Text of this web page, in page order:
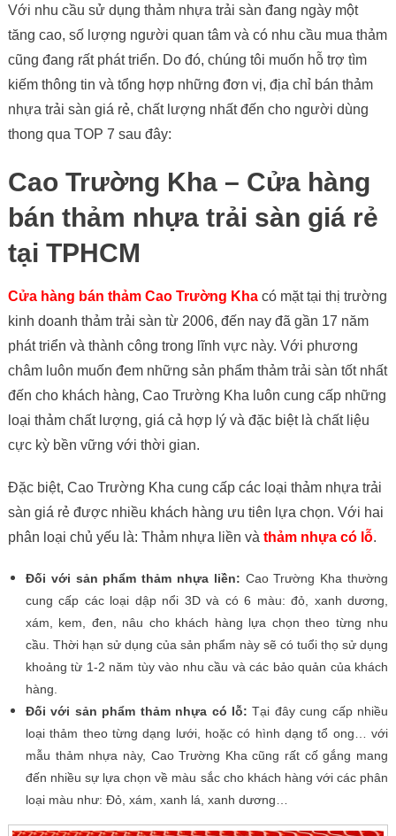
Với nhu cầu sử dụng thảm nhựa trải sàn đang ngày một
tăng cao, số lượng người quan tâm và có nhu cầu mua thảm
cũng đang rất phát triển. Do đó, chúng tôi muốn hỗ trợ tìm
kiếm thông tin và tổng hợp những đơn vị, địa chỉ bán thảm
nhựa trải sàn giá rẻ, chất lượng nhất đến cho người dùng
thong qua TOP 7 sau đây:
Cao Trường Kha – Cửa hàng
bán thảm nhựa trải sàn giá rẻ
tại TPHCM
Cửa hàng bán thảm Cao Trường Khacó mặt tại thị trường
kinh doanh thảm trải sàn từ 2006, đến nay đã gần 17 năm
phát triển và thành công trong lĩnh vực này. Với phương
châm luôn muốn đem những sản phẩm thảm trải sàn tốt nhất
đến cho khách hàng, Cao Trường Kha luôn cung cấp những
loại thảm chất lượng, giá cả hợp lý và đặc biệt là chất liệu
cực kỳ bền vững với thời gian.
Đặc biệt, Cao Trường Kha cung cấp các loại thảm nhựa trải
sàn giá rẻ được nhiều khách hàng ưu tiên lựa chọn. Với hai
phân loại chủ yếu là: Thảm nhựa liền và thảm nhựa có lỗ.
Đối với sản phẩm thảm nhựa liền: Cao Trường Kha thường
cung cấp các loại dập nổi 3D và có 6 màu: đỏ, xanh dương,
xám, kem, đen, nâu cho khách hàng lựa chọn theo từng nhu
cầu. Thời hạn sử dụng của sản phẩm này sẽ có tuổi thọ sử dụng
khoảng từ 1-2 năm tùy vào nhu cầu và các bảo quản của khách
hàng.
Đối với sản phẩm thảm nhựa có lỗ: Tại đây cung cấp nhiều
loại thảm theo từng dạng lưới, hoặc có hình dạng tổ ong… với
mẫu thảm nhựa này, Cao Trường Kha cũng rất cố gắng mang
đến nhiều sự lựa chọn về màu sắc cho khách hàng với các phân
loại màu như: Đỏ, xám, xanh lá, xanh dương…